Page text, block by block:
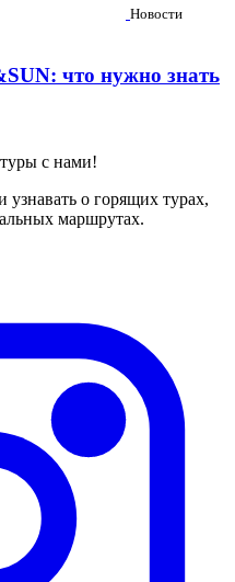
Новости
что нужно знать
с нами!
о горящих турах,
маршрутах.